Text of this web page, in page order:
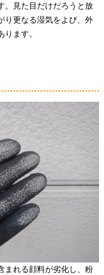
。見た目だけだろうと放
り更なる湿気をよび、外
ます。
まれる顔料が劣化し、粉